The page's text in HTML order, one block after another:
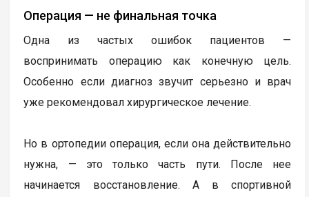
Операция — не финальная точка
Одна из частых ошибок пациентов —
воспринимать операцию как конечную цель.
Особенно если диагноз звучит серьезно и врач
уже рекомендовал хирургическое лечение.
Но в ортопедии операция, если она действительно
нужна, — это только часть пути. После нее
начинается восстановление. А в спортивной